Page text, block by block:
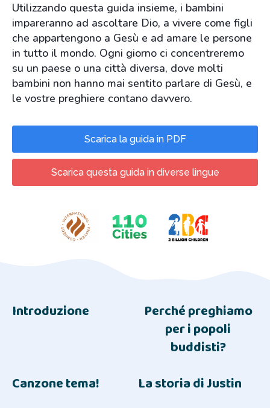
Utilizzando questa guida insieme, i bambini
impareranno ad ascoltare Dio, a vivere come figli
che appartengono a Gesù e ad amare le persone
in tutto il mondo. Ogni giorno ci concentreremo
su un paese o una città diversa, dove molti
bambini non hanno mai sentito parlare di Gesù, e
le vostre preghiere contano davvero.
Scarica la guida in PDF
Scarica questa guida in diverse lingue
Introduzione
Perché preghiamo
per i popoli
buddisti?
Canzone tema!
La storia di Justin